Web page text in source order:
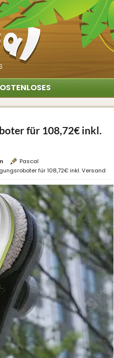
für 108,72€ inkl.
Pascal
für 108,72€ inkl. Versand